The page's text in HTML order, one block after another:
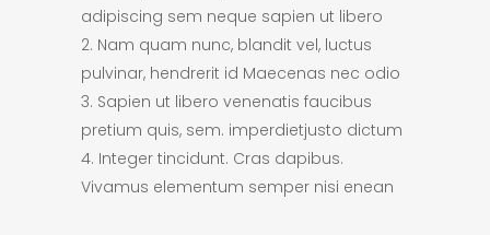
adipiscing sem neque sapien ut libero
Nam quam nunc, blandit vel, luctus
pulvinar, hendrerit id Maecenas nec odio
Sapien ut libero venenatis faucibus
pretium quis, sem. imperdietjusto dictum
Integer tincidunt. Cras dapibus.
Vivamus elementum semper nisi enean